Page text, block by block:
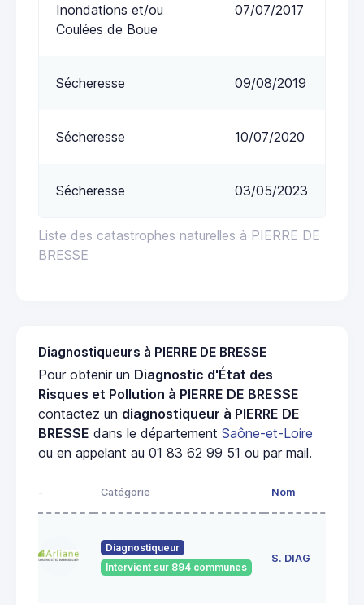
Liste des catastrophes naturelles à PIERRE DE
BRESSE
Inondations et/ou
Coulées de Boue
07/07/2017
Sécheresse 09/08/2019
Sécheresse 10/07/2020
Sécheresse 03/05/2023
Diagnostiqueurs à PIERRE DE BRESSE
Pour obtenir un Diagnostic d'État des
Risques et Pollution à PIERRE DE BRESSE
contactez un diagnostiqueur à PIERRE DE
BRESSE dans le département Saône-et-Loire
ou en appelant au 01 83 62 99 51 ou par mail.
- Catégorie Nom
Diagnostiqueur
Intervient sur 894 communes
S. DIAG